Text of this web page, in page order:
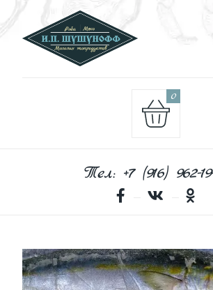
0
Тел: +7 (916) 962-